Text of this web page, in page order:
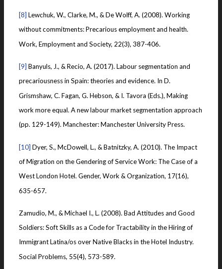
[8] Lewchuk, W., Clarke, M., & De Wolff, A. (2008). Working
without commitments: Precarious employment and health.
Work, Employment and Society, 22(3), 387-406.
[9] Banyuls, J., & Recio, A. (2017). Labour segmentation and
precariousness in Spain: theories and evidence. In D.
Grismshaw, C. Fagan, G. Hebson, & I. Tavora (Eds.), Making
work more equal. A new labour market segmentation approach
(pp. 129-149). Manchester: Manchester University Press.
[10] Dyer, S., McDowell, L., & Batnitzky, A. (2010). The Impact
of Migration on the Gendering of Service Work: The Case of a
West London Hotel. Gender, Work & Organization, 17(16),
635-657.
Zamudio, M., & Michael I., L. (2008). Bad Attitudes and Good
Soldiers: Soft Skills as a Code for Tractability in the Hiring of
Immigrant Latina/os over Native Blacks in the Hotel Industry.
Social Problems, 55(4), 573-589.